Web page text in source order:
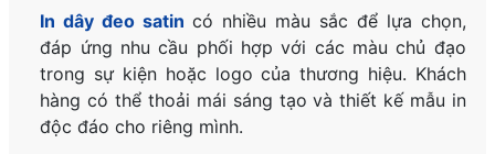
In dây đeo satincó nhiều màu sắc để lựa chọn,
đáp ứng nhu cầu phối hợp với các màu chủ đạo
trong sự kiện hoặc logo của thương hiệu. Khách
hàng có thể thoải mái sáng tạo và thiết kế mẫu in
độc đáo cho riêng mình.